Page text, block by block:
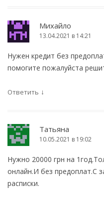
Михайло
13.04.2021 в 14:21
Нужен кредит без
помогите пожалуйста
Ответить ↓
Татьяна
10.05.2021 в 19:02
Нужно 20000 грн на
онлайн.И без предоплат.С
расписки.